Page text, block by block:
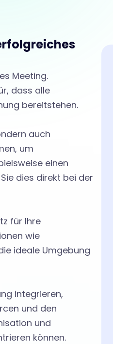
Meeting.
dass alle
bereitstehen.
auch
um
einen
dies direkt bei der
für Ihre
wie
ideale Umgebung
integrieren,
und den
und
können.